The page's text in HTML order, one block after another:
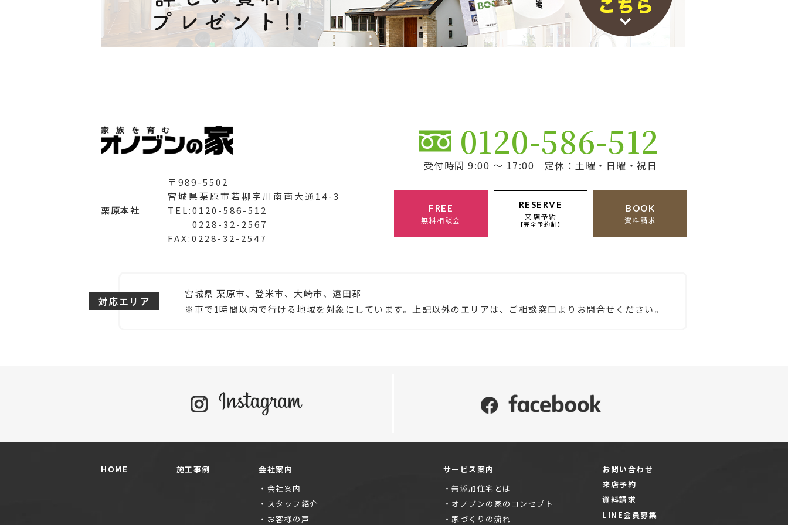
栗原本社
〒989-5502
宮城県栗原市若柳字川南南大通14-3
TEL:0120-586-512
0228-32-2567
FAX:0228-32-2547
0120-586-512
受付時間 9:00 ～ 17:00 定休：土曜・日曜・祝日
FREE
無料相談会
RESERVE
来店予約
【完全予約制】
BOOK
資料請求
対応エリア
宮城県 栗原市、登米市、大崎市、遠田郡
※車で1時間以内で行ける地域を対象にしています。上記以外のエリアは、ご相談窓口よりお問合せください。
HOME 施工事例
会社案内
会社案内
スタッフ紹介
お客様の声
サービス案内
無添加住宅とは
オノブンの家のコンセプト
家づくりの流れ
お問い合わせ
来店予約
資料請求
LINE会員募集